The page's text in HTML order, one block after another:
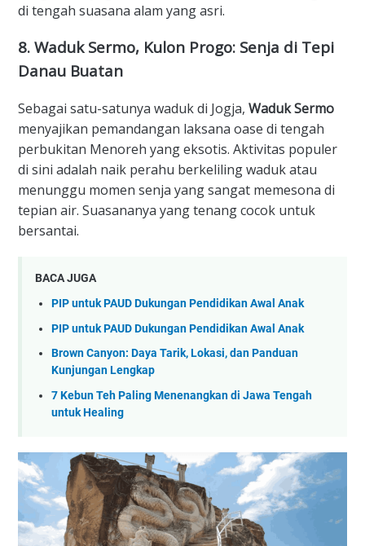
di tengah suasana alam yang asri.
​8. Waduk Sermo, Kulon Progo: Senja di Tepi
Danau Buatan
​Sebagai satu-satunya waduk di Jogja, Waduk Sermo
menyajikan pemandangan laksana oase di tengah
perbukitan Menoreh yang eksotis. Aktivitas populer
di sini adalah naik perahu berkeliling waduk atau
menunggu momen senja yang sangat memesona di
tepian air. Suasananya yang tenang cocok untuk
bersantai.
BACA JUGA
PIP untuk PAUD Dukungan Pendidikan Awal Anak
PIP untuk PAUD Dukungan Pendidikan Awal Anak
Brown Canyon: Daya Tarik, Lokasi, dan Panduan
Kunjungan Lengkap
7 Kebun Teh Paling Menenangkan di Jawa Tengah
untuk Healing